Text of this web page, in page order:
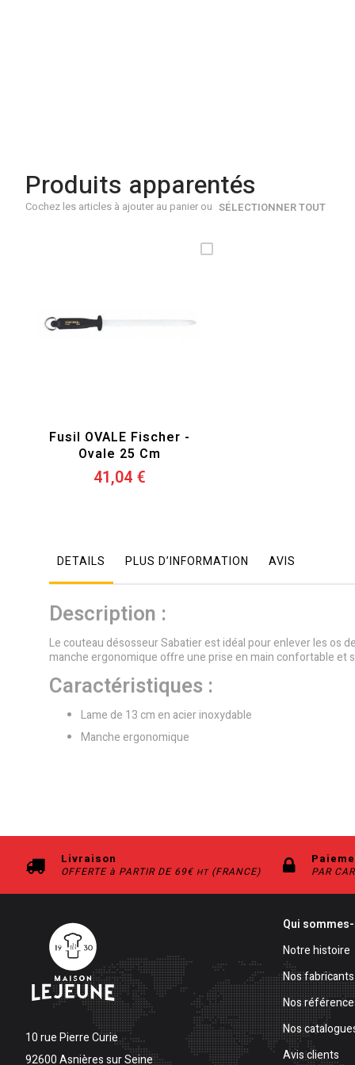
Produits apparentés
Cochez les articles à ajouter au panier ou SÉLECTIONNER TOUT
Fusil OVALE Fischer -
Ovale 25 Cm
41,04 €
DETAILS PLUS D’INFORMATION AVIS
Description :
Le couteau désosseur Sabatier est idéal pour enlever les os
manche ergonomique offre une prise en main confortable et
Caractéristiques :
Lame de 13 cm en acier inoxydable
Manche ergonomique
Livraison
OFFERTE à PARTIR DE 69€ HT(FRANCE) PAR
10 rue Pierre Curie
92600 Asnières sur Seine
Qui
Notre histoire
Nos fabricants
Nos
Nos
Avis clients